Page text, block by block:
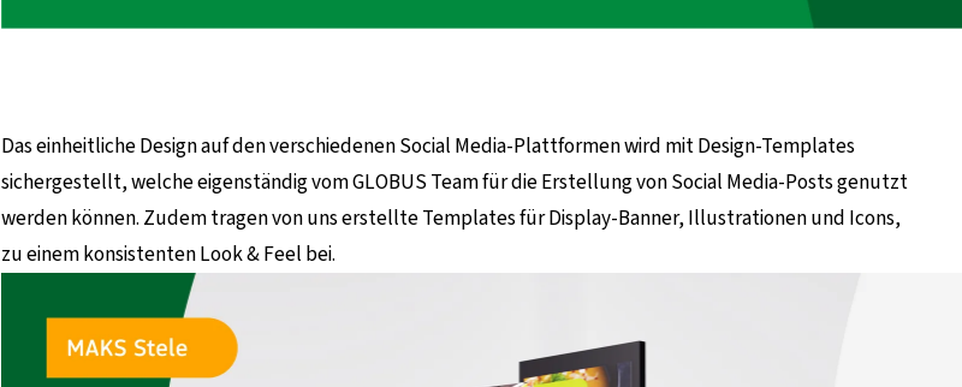
Das einheitliche Design auf den verschiedenen Social Media-Plattformen wird mit Design-Templates
sichergestellt, welche eigenständig vom GLOBUS Team für die Erstellung von Social Media-Posts genutzt
werden können. Zudem tragen von uns erstellte Templates für Display-Banner, Illustrationen und Icons,
zu einem konsistenten Look & Feel bei.